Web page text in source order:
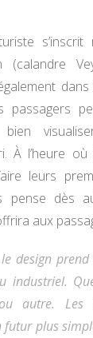
(calandre
passagers
bien
À l’heure
leurs
pense dès
aux
le design
industriel.
autre. Les
futur plus